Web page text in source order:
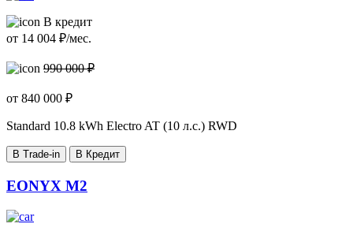
В кредит
от 14 004 ₽/мес.
990 000 ₽
от 840 000 ₽
Standard 10.8 kWh Electro AT (10 л.с.) RWD
В Trade-in В Кредит
EONYX M2